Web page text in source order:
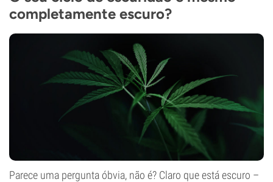
completamente escuro?
Parece uma pergunta óbvia, não é? Claro que está escuro –